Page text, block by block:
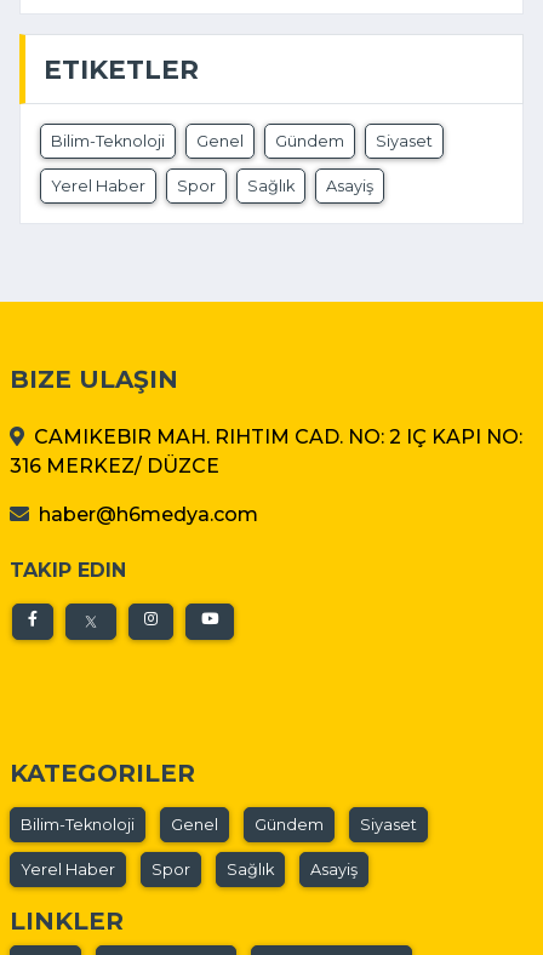
ETIKETLER
Bilim-Teknoloji Genel Gündem Siyaset
Yerel Haber Spor Sağlık Asayiş
BIZE ULAŞIN
CAMIKEBIR MAH. RIHTIM CAD. NO: 2 IÇ KAPI NO:
316 MERKEZ/ DÜZCE
haber@h6medya.com
TAKIP EDIN
KATEGORILER
Bilim-Teknoloji Genel Gündem Siyaset
Yerel Haber Spor Sağlık Asayiş
LINKLER